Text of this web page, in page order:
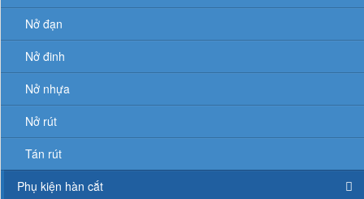
Nở đạn
Nở đinh
Nở nhựa
Nở rút
Tán rút
Phụ kiện hàn cắt